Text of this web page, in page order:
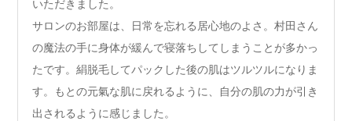
いただきました。
サロンのお部屋は、日常を忘れる居心地のよさ。村田さん
の魔法の手に身体が緩んで寝落ちしてしまうことが多かっ
たです。絹脱毛してパックした後の肌はツルツルになりま
す。もとの元氣な肌に戻れるように、自分の肌の力が引き
出されるように感じました。